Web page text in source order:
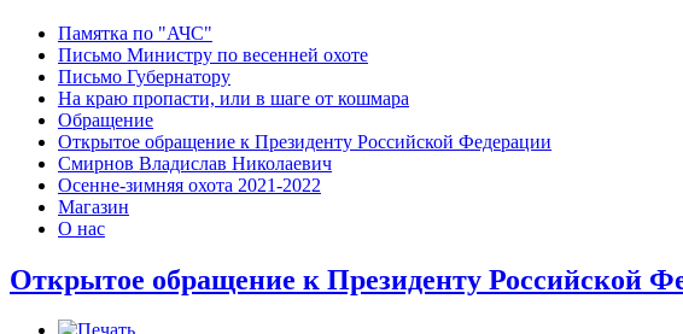
Памятка по "АЧС"
Письмо Министру по весенней охоте
Письмо Губернатору
На краю пропасти, или в шаге от кошмара
Обращение
Открытое обращение к Президенту Российской Федерации
Смирнов Владислав Николаевич
Осенне-зимняя охота 2021-2022
Магазин
О нас
Открытое обращение к Президенту Российской